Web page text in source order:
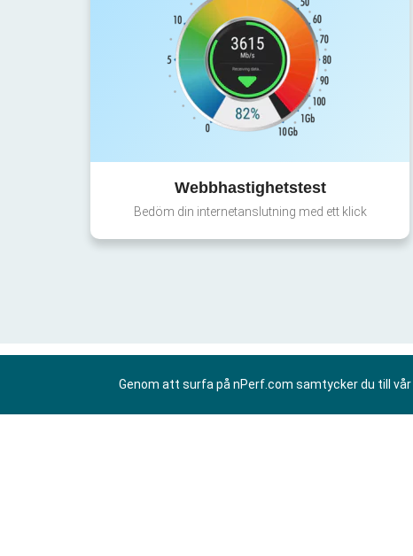
Webbhastighetstest
Bedöm din internetanslutning med ett klick
Genom att surfa på nPerf.com samtycker du till vår